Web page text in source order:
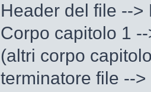
Header del file -->
Corpo capitolo 1
(altri corpo
terminatore file -->